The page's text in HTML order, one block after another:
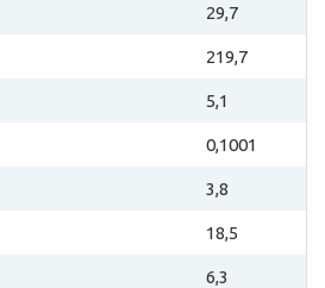
29,7
219,7
5,1
0,1001
3,8
18,5
6,3